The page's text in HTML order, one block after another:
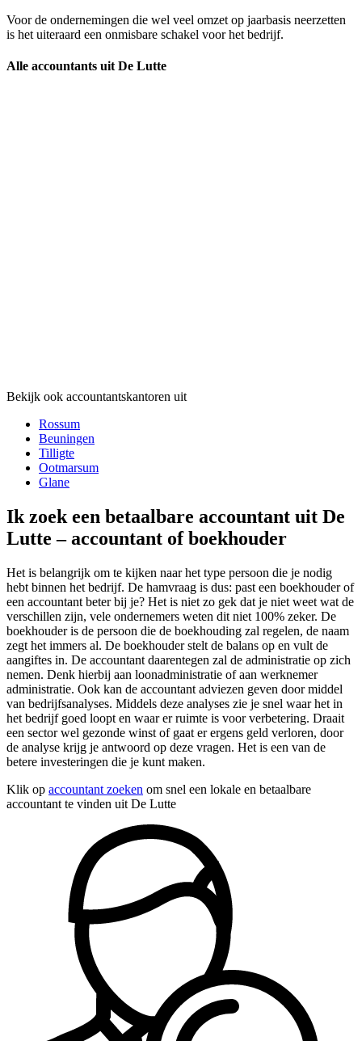
Voor de ondernemingen die wel veel omzet op jaarbasis neerzetten
is het uiteraard een onmisbare schakel voor het bedrijf.
Alle accountants uit De Lutte
Bekijk ook accountantskantoren uit
Rossum
Beuningen
Tilligte
Ootmarsum
Glane
Ik zoek een betaalbare accountant uit De
Lutte – accountant of boekhouder
Het is belangrijk om te kijken naar het type persoon die je nodig
hebt binnen het bedrijf. De hamvraag is dus: past een boekhouder of
een accountant beter bij je? Het is niet zo gek dat je niet weet wat de
verschillen zijn, vele ondernemers weten dit niet 100% zeker. De
boekhouder is de persoon die de boekhouding zal regelen, de naam
zegt het immers al. De boekhouder stelt de balans op en vult de
aangiftes in. De accountant daarentegen zal de administratie op zich
nemen. Denk hierbij aan loonadministratie of aan werknemer
administratie. Ook kan de accountant adviezen geven door middel
van bedrijfsanalyses. Middels deze analyses zie je snel waar het in
het bedrijf goed loopt en waar er ruimte is voor verbetering. Draait
een sector wel gezonde winst of gaat er ergens geld verloren, door
de analyse krijg je antwoord op deze vragen. Het is een van de
betere investeringen die je kunt maken.
Klik op accountant zoeken om snel een lokale en betaalbare
accountant te vinden uit De Lutte